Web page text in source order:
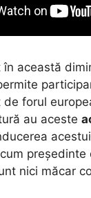
această
de forul
au aceste
președinte
nici măcar